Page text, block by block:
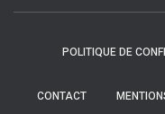
POLITIQUE DE
CONTACT